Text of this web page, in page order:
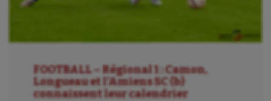
FOOTBALL – Régional 1 : Camon,
Longueau et l’Amiens SC (b)
connaissent leur calendrier